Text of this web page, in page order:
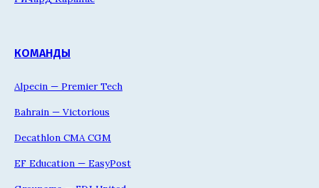
КОМАНДЫ
Alpecin — Premier Tech
Bahrain — Victorious
Decathlon CMA CGM
EF Education — EasyPost